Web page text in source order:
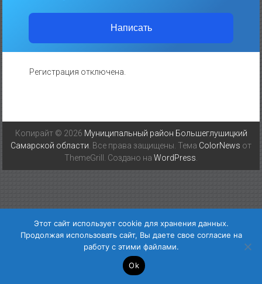
Написать
Регистрация отключена.
Копирайт © 2026 Муниципальный район Большеглушицкий
Самарской области . Все права защищены. Тема ColorNews от
ThemeGrill. Создано на WordPress
Этот сайт использует cookie для хранения данных.
Продолжая использовать сайт, Вы даете свое согласие на
работу с этими файлами.
Ok